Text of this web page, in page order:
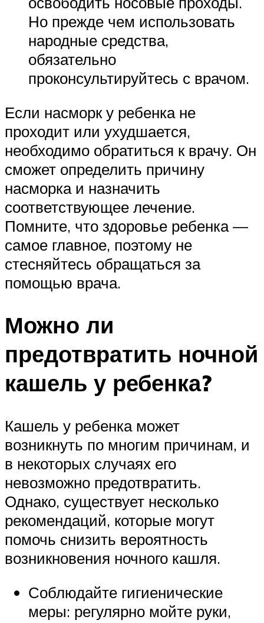
Но прежде чем использовать
народные средства,
обязательно
проконсультируйтесь с врачом.
Если насморк у ребенка не
проходит или ухудшается,
необходимо обратиться к врачу. Он
сможет определить причину
насморка и назначить
соответствующее лечение.
Помните, что здоровье ребенка —
самое главное, поэтому не
стесняйтесь обращаться за
помощью врача.
Можно ли
предотвратить ночной
кашель у ребенка?
Кашель у ребенка может
возникнуть по многим причинам, и
в некоторых случаях его
невозможно предотвратить.
Однако, существует несколько
рекомендаций, которые могут
помочь снизить вероятность
возникновения ночного кашля.
Соблюдайте гигиенические
меры: регулярно мойте руки,